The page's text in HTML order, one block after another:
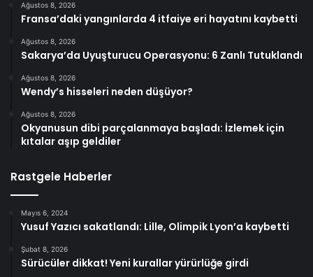
Ağustos 8, 2026
Fransa’daki yangınlarda 4 itfaiye eri hayatını kaybetti
Ağustos 8, 2026
Sakarya’da Uyuşturucu Operasyonu: 6 Zanlı Tutuklandı
Ağustos 8, 2026
Wendy’s hisseleri neden düşüyor?
Ağustos 8, 2026
Okyanusun dibi parçalanmaya başladı: İzlemek için
kıtalar aşıp geldiler
Rastgele Haberler
Mayıs 6, 2024
Yusuf Yazıcı sakatlandı: Lille, Olimpik Lyon’a kaybetti
Şubat 8, 2026
Sürücüler dikkat! Yeni kurallar yürürlüğe girdi